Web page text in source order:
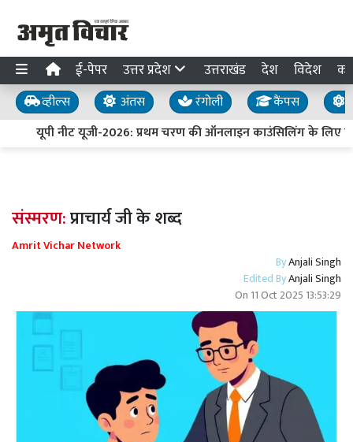
ई-पेपर उत्तर प्रदेश उत्तराखंड देश विदेश
व्हील्स अंतस रंगोली कैंपस
यूपी नीट यूजी-2026: प्रथम चरण की ऑनलाइन काउंसिलिंग के लिए
संस्मरण:प्राचार्य जी के शब्द
Amrit Vichar Network
ByAnjali Singh
Edited ByAnjali Singh
On 11 Oct 2025 13:53:29